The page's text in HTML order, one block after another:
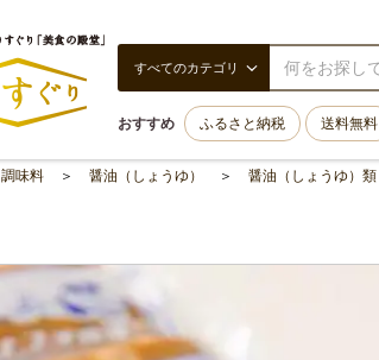
すべてのカテゴリ
おすすめ ふるさと納税 送料無料
調味料 醤油（しょうゆ） 醤油（しょうゆ）類